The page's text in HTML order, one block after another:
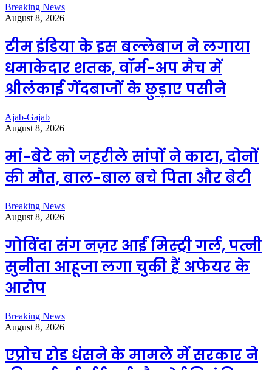
Breaking News
August 8, 2026
टीम इंडिया के इस बल्लेबाज ने लगाया
धमाकेदार शतक, वॉर्म-अप मैच में
श्रीलंकाई गेंदबाजों के छुड़ाए पसीने
Ajab-Gajab
August 8, 2026
मां-बेटे को जहरीले सांपों ने काटा, दोनों
की मौत, बाल-बाल बचे पिता और बेटी
Breaking News
August 8, 2026
गोविंदा संग नज़र आईं मिस्ट्री गर्ल, पत्नी
सुनीता आहूजा लगा चुकी हैं अफेयर के
आरोप
Breaking News
August 8, 2026
एप्राेच रोड धंसने के मामले में सरकार ने